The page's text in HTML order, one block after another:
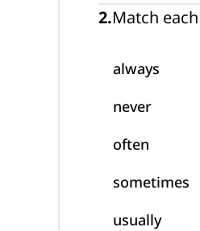
2.Match
always
never
often
sometimes
usually